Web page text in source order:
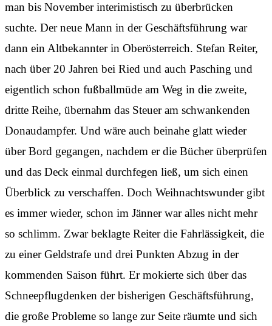
man bis November interimistisch zu überbrücken
suchte. Der neue Mann in der Geschäftsführung war
dann ein Altbekannter in Oberösterreich. Stefan Reiter,
nach über 20 Jahren bei Ried und auch Pasching und
eigentlich schon fußballmüde am Weg in die zweite,
dritte Reihe, übernahm das Steuer am schwankenden
Donaudampfer. Und wäre auch beinahe glatt wieder
über Bord gegangen, nachdem er die Bücher überprüfen
und das Deck einmal durchfegen ließ, um sich einen
Überblick zu verschaffen. Doch Weihnachtswunder gibt
es immer wieder, schon im Jänner war alles nicht mehr
so schlimm. Zwar beklagte Reiter die Fahrlässigkeit, die
zu einer Geldstrafe und drei Punkten Abzug in der
kommenden Saison führt. Er mokierte sich über das
Schneepflugdenken der bisherigen Geschäftsführung,
die große Probleme so lange zur Seite räumte und sich